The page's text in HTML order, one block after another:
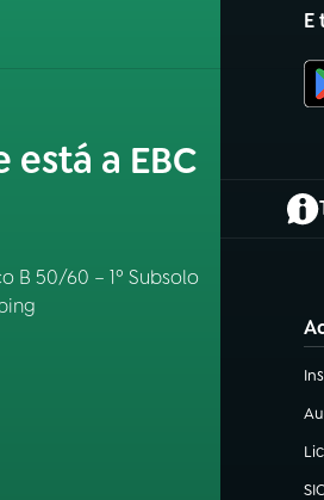
está a EBC
B 50/60 – 1º Subsolo
E